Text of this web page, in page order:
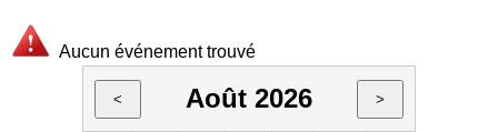
Aucun événement trouvé
< Août 2026 >